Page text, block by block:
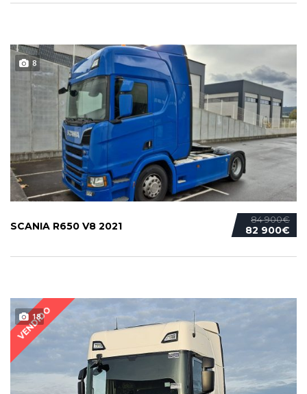
8
84 900€
82 900€
SCANIA R650 V8 2021
VENDIDO
18